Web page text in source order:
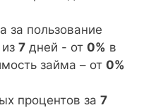
за пользование
7 дней - от 0% в
займа – от 0%
процентов за 7